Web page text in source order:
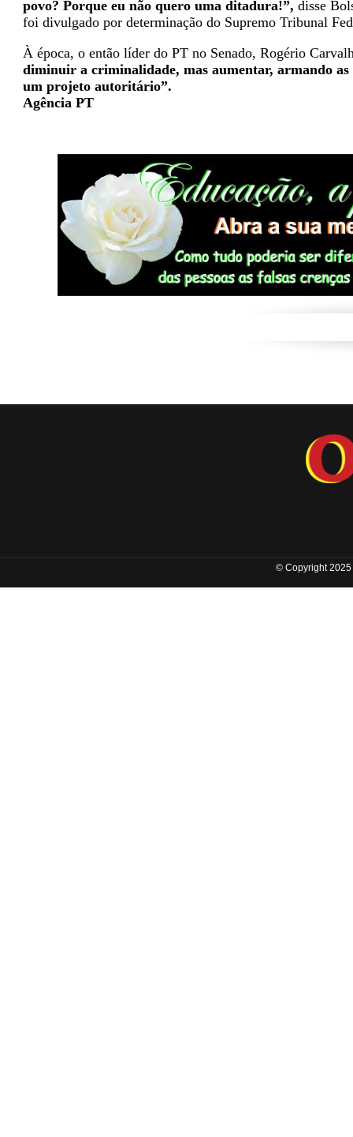
povo? Porque eu não quero uma ditadura!”, disse
foi divulgado por determinação do Supremo Tribunal
À época, o então líder do PT no Senado, Rogério
diminuir a criminalidade, mas aumentar, armando
um projeto autoritário”.
Agência PT
© Copyright